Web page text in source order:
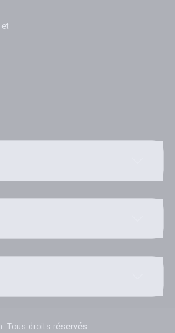
Tous droits réservés.